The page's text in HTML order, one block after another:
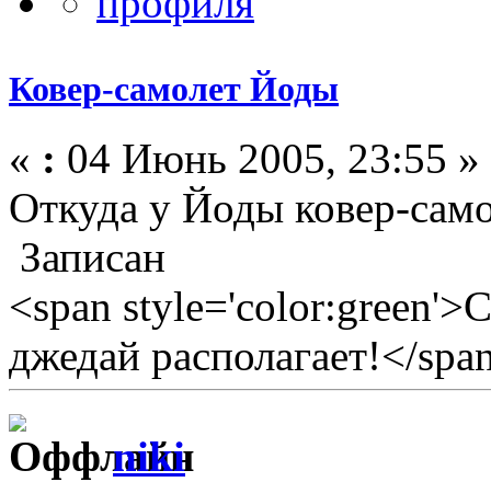
Ковер-самолет Йоды
« : 04 Июнь 2005, 23:55 »
Откуда у Йоды ковер-
Записан
<span
джедай располагает!</
niki